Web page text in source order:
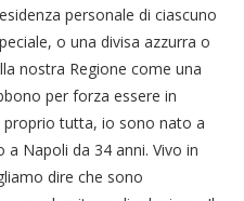
personale di ciascuno
o una divisa azzurra o
nostra Regione come una
per forza essere in
proprio tutta, io sono nato a
Napoli da 34 anni. Vivo in
dire che sono